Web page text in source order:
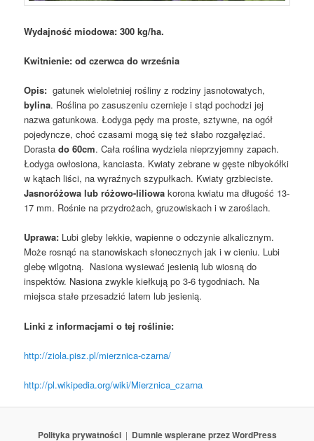
Wydajność miodowa: 300 kg/ha.
Kwitnienie: od czerwca do września
Opis: gatunek wieloletniej rośliny z rodziny jasnotowatych,
bylina. Roślina po zasuszeniu czernieje i stąd pochodzi jej
nazwa gatunkowa. Łodyga pędy ma proste, sztywne, na ogół
pojedyncze, choć czasami mogą się też słabo rozgałęziać.
Dorasta do 60cm. Cała roślina wydziela nieprzyjemny zapach.
Łodyga owłosiona, kanciasta. Kwiaty zebrane w gęste nibyokółki
w kątach liści, na wyraźnych szypułkach. Kwiaty grzbieciste.
Jasnoróżowa lub różowo-liliowa korona kwiatu ma długość 13-
17 mm. Rośnie na przydrożach, gruzowiskach i w zaroślach.
Uprawa: Lubi gleby lekkie, wapienne o odczynie alkalicznym.
Może rosnąć na stanowiskach słonecznych jak i w cieniu. Lubi
glebę wilgotną. Nasiona wysiewać jesienią lub wiosną do
inspektów. Nasiona zwykle kiełkują po 3-6 tygodniach. Na
miejsca stałe przesadzić latem lub jesienią.
Linki z informacjami o tej roślinie:
http://ziola.pisz.pl/mierznica-czarna/
http://pl.wikipedia.org/wiki/Mierznica_czarna
Polityka prywatności Dumnie wspierane przez WordPress